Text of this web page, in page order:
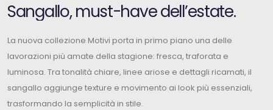
Sangallo, must-have dell’estate.
La nuova collezione Motivi porta in primo piano una delle
lavorazioni più amate della stagione: fresca, traforata e
luminosa. Tra tonalità chiare, linee ariose e dettagli ricamati, il
sangallo aggiunge texture e movimento ai look più essenziali,
trasformando la semplicità in stile.